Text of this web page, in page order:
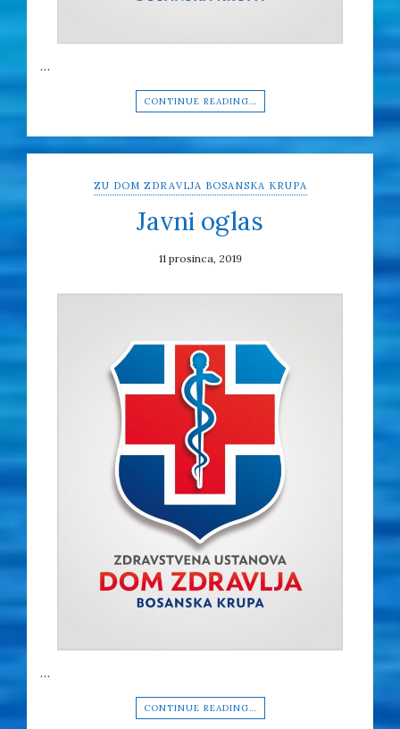
…
CONTINUE READING…
ZU DOM ZDRAVLJA BOSANSKA KRUPA
Javni oglas
11 prosinca, 2019
…
CONTINUE READING…